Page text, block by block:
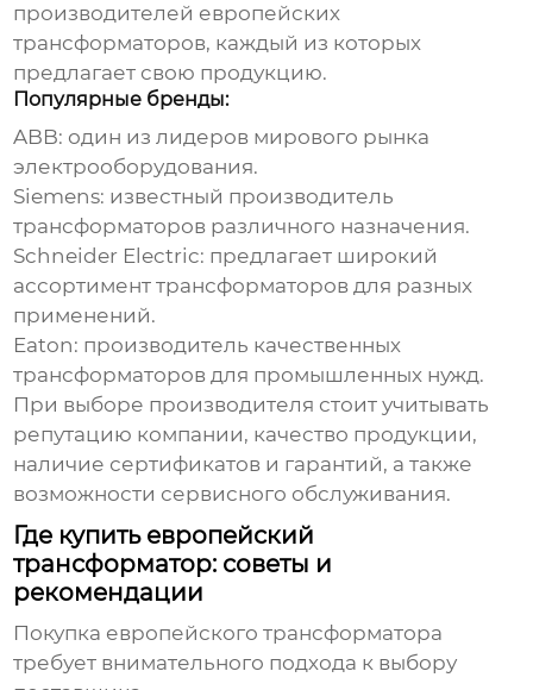
производителей европейских
трансформаторов, каждый из которых
предлагает свою продукцию.
Популярные бренды:
ABB: один из лидеров мирового рынка
электрооборудования.
Siemens: известный производитель
трансформаторов различного назначения.
Schneider Electric: предлагает широкий
ассортимент трансформаторов для разных
применений.
Eaton: производитель качественных
трансформаторов для промышленных нужд.
При выборе производителя стоит учитывать
репутацию компании, качество продукции,
наличие сертификатов и гарантий, а также
возможности сервисного обслуживания.
Где купить европейский
трансформатор: советы и
рекомендации
Покупка европейского трансформатора
требует внимательного подхода к выбору